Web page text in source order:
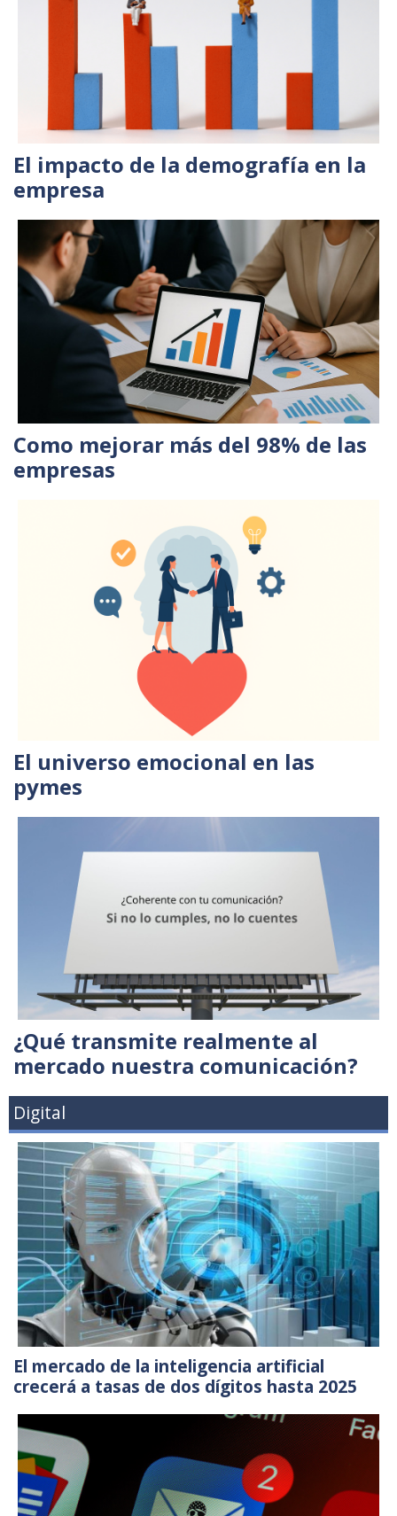
El impacto de la demografía en la
empresa
Como mejorar más del 98% de las
empresas
El universo emocional en las
pymes
¿Qué transmite realmente al
mercado nuestra comunicación?
Digital
El mercado de la inteligencia artificial
crecerá a tasas de dos dígitos hasta 2025